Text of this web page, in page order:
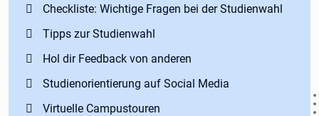
Checkliste: Wichtige Fragen bei der Studienwahl
Tipps zur Studienwahl
Hol dir Feedback von anderen
Studienorientierung auf Social Media
Virtuelle Campustouren